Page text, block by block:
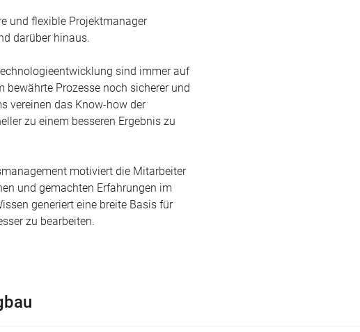
und flexible Projektmanager
darüber hinaus.
sind immer auf
bewährte Prozesse noch sicherer und
vereinen das Know-how der
zu einem besseren Ergebnis zu
motiviert die Mitarbeiter
und gemachten Erfahrungen im
generiert eine breite Basis für
zu bearbeiten.